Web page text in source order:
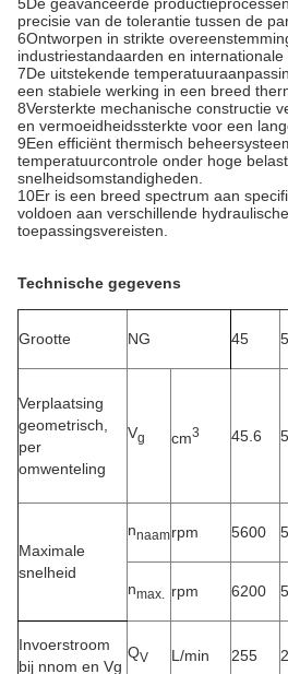
precisie van de tolerantie tussen de
6Ontworpen in strikte
industriestandaarden en internationale
7De uitstekende
een stabiele werking in een breed
8Versterkte mechanische constructie
en vermoeidheidssterkte voor een
9Een efficiënt thermisch
temperatuurcontrole onder hoge
snelheidsomstandigheden.
10Er is een breed spectrum aan
voldoen aan verschillende
toepassingsvereisten.
Technische gegevens
Grootte NG 45
Verplaatsing
geometrisch,
per
omwenteling
Vg cm3 45.6
Maximale
snelheid
nnaamrpm 5600
nmax. rpm 6200
Invoerstroom
bij nnom en Vg
QV L/min 255